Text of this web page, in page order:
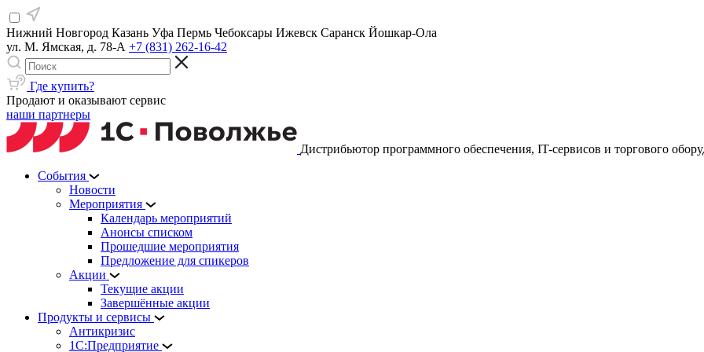
Нижний Новгород Казань Уфа Пермь Чебоксары Ижевск Саранск Йошкар-Ола
ул. М. Ямская, д. 78-А +7 (831) 262-16-42
Где купить?
Продают и оказывают сервис
наши партнеры
Дистрибьютор программного обеспечения, IT-сервисов и торгового
События
Новости
Мероприятия
Календарь мероприятий
Анонсы списком
Прошедшие мероприятия
Предложение для спикеров
Акции
Текущие акции
Завершённые акции
Продукты и сервисы
Антикризис
1С:Предприятие